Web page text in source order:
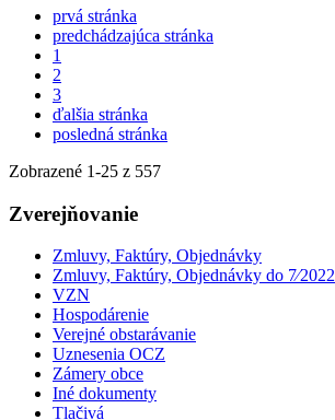
prvá stránka
predchádzajúca stránka
1
2
3
ďalšia stránka
posledná stránka
Zobrazené 1-25 z 557
Zverejňovanie
Zmluvy, Faktúry, Objednávky
Zmluvy, Faktúry, Objednávky do 7⁄2022
VZN
Hospodárenie
Verejné obstarávanie
Uznesenia OCZ
Zámery obce
Iné dokumenty
Tlačivá